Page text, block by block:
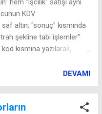
isteyenlerin, buna ilişkin
1 Ocak 2026 tarihine
sunmaları
dışında diğer herşey aynı
"işcilik" satışı aynı
KDV
altın; "sonuç" kısmında
şekline tabi işlemler"
kısmına yazılarak,
DEVAMI